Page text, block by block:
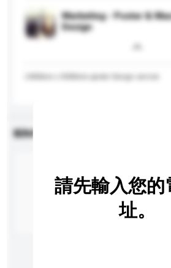
Marketing - Poster &
Design
查詢內容
請先輸入您的
址。